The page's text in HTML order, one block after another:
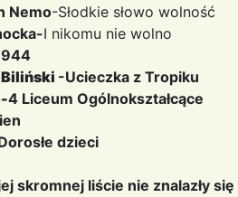
Nemo-Słodkie słowo wolność
I nikomu nie wolno
-Ucieczka z Tropiku
4 Liceum Ogólnokształcące
dzieci
skromnej liście nie znalazły